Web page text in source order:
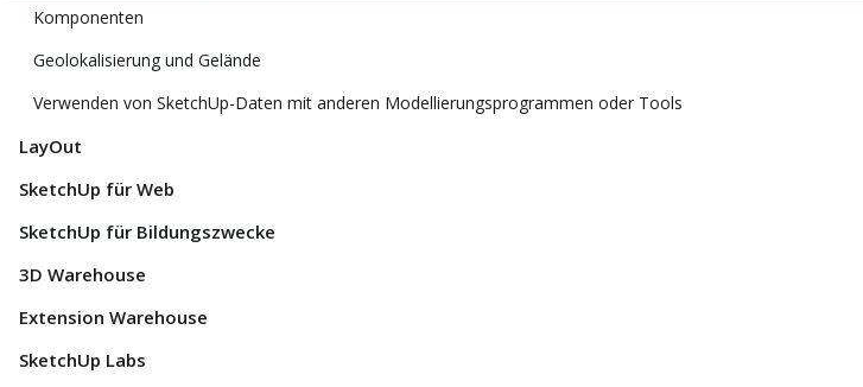
Komponenten
Geolokalisierung und Gelände
Verwenden von SketchUp-Daten mit anderen Modellierungsprogrammen oder Tools
LayOut
SketchUp für Web
SketchUp für Bildungszwecke
3D Warehouse
Extension Warehouse
SketchUp Labs